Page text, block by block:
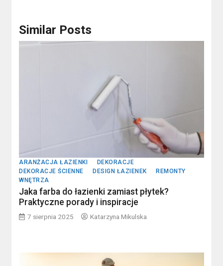
Similar Posts
ARANŻACJA ŁAZIENKI
DEKORACJE
DEKORACJE ŚCIENNE
DESIGN ŁAZIENEK
REMONTY
WNĘTRZA
Jaka farba do łazienki zamiast płytek?
Praktyczne porady i inspiracje
7 sierpnia 2025 Katarzyna Mikulska